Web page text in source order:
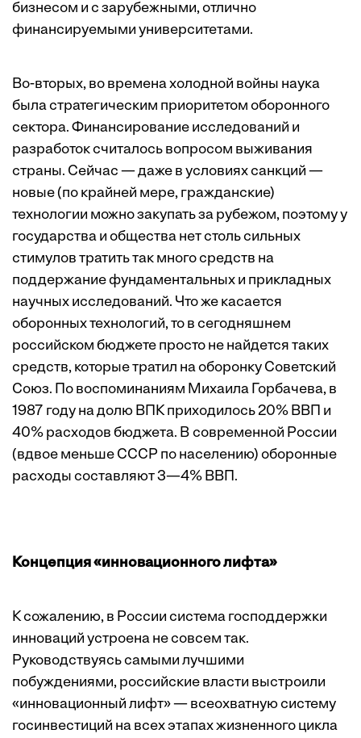
бизнесом и с зарубежными, отлично
финансируемыми университетами.
Во-вторых, во времена холодной войны наука
была стратегическим приоритетом оборонного
сектора. Финансирование исследований и
разработок считалось вопросом выживания
страны. Сейчас — даже в условиях санкций —
новые (по крайней мере, гражданские)
технологии можно закупать за рубежом, поэтому у
государства и общества нет столь сильных
стимулов тратить так много средств на
поддержание фундаментальных и прикладных
научных исследований. Что же касается
оборонных технологий, то в сегодняшнем
российском бюджете просто не найдется таких
средств, которые тратил на оборонку Советский
Союз. По воспоминаниям Михаила Горбачева, в
1987 году на долю ВПК приходилось 20% ВВП и
40% расходов бюджета. В современной России
(вдвое меньше СССР по населению) оборонные
расходы составляют 3—4% ВВП.
Концепция «инновационного лифта»
К сожалению, в России система господдержки
инноваций устроена не совсем так.
Руководствуясь самыми лучшими
побуждениями, российские власти выстроили
«инновационный лифт» — всеохватную систему
госинвестиций на всех этапах жизненного цикла